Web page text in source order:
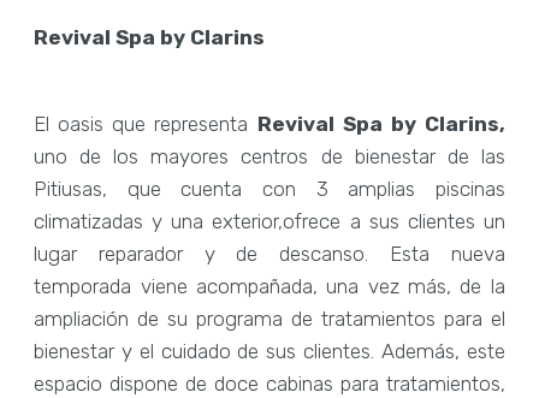
Revival Spa by Clarins
El oasis que representa Revival Spa by Clarins,
uno de los mayores centros de bienestar de las
Pitiusas, que cuenta con 3 amplias piscinas
climatizadas y una exterior,ofrece a sus clientes un
lugar reparador y de descanso. Esta nueva
temporada viene acompañada, una vez más, de la
ampliación de su programa de tratamientos para el
bienestar y el cuidado de sus clientes. Además, este
espacio dispone de doce cabinas para tratamientos,